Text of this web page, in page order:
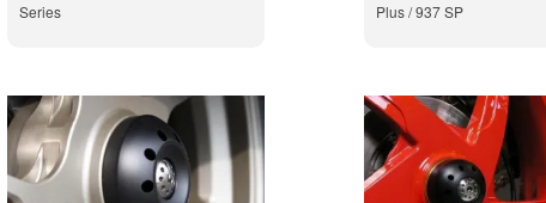
Series
Plus / 937 SP